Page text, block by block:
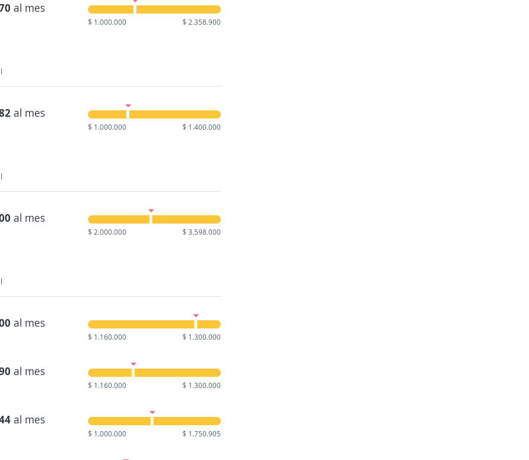
al mes
$ 1.000.000 $ 2.358.900
al mes
$ 1.000.000 $ 1.400.000
al mes
$ 2.000.000 $ 3.598.000
al mes
$ 1.160.000 $ 1.300.000
al mes
$ 1.160.000 $ 1.300.000
al mes
$ 1.000.000 $ 1.750.905